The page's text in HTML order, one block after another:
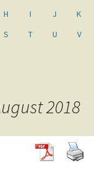
H I J
K
S T U
V
2018